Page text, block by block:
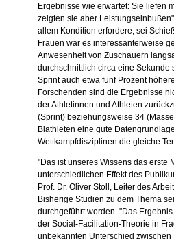
Ergebnisse wie erwartet: Sie liefen
zeigten sie aber
allem Kondition erfordere, sei
Frauen war es interessanterweise
Anwesenheit von Zuschauern
durchschnittlich circa eine
Sprint auch etwa fünf Prozent
Forschenden sind die Ergebnisse
der Athletinnen und Athleten
(Sprint) beziehungsweise 34
Biathleten eine gute
Wettkampfdisziplinen die gleiche
"Das ist unseres Wissens das erste
unterschiedlichen Effekt des
Prof. Dr. Oliver Stoll, Leiter des
Bisherige Studien zu dem Thema
durchgeführt worden. "Das
der Social-Facilitation-Theorie in
unbekannten Unterschied